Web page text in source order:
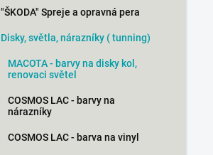
"ŠKODA" Spreje a opravná pera
Disky, světla, nárazníky ( tunning)
MACOTA - barvy na disky kol,
renovaci světel
COSMOS LAC - barvy na
nárazníky
COSMOS LAC - barva na vinyl